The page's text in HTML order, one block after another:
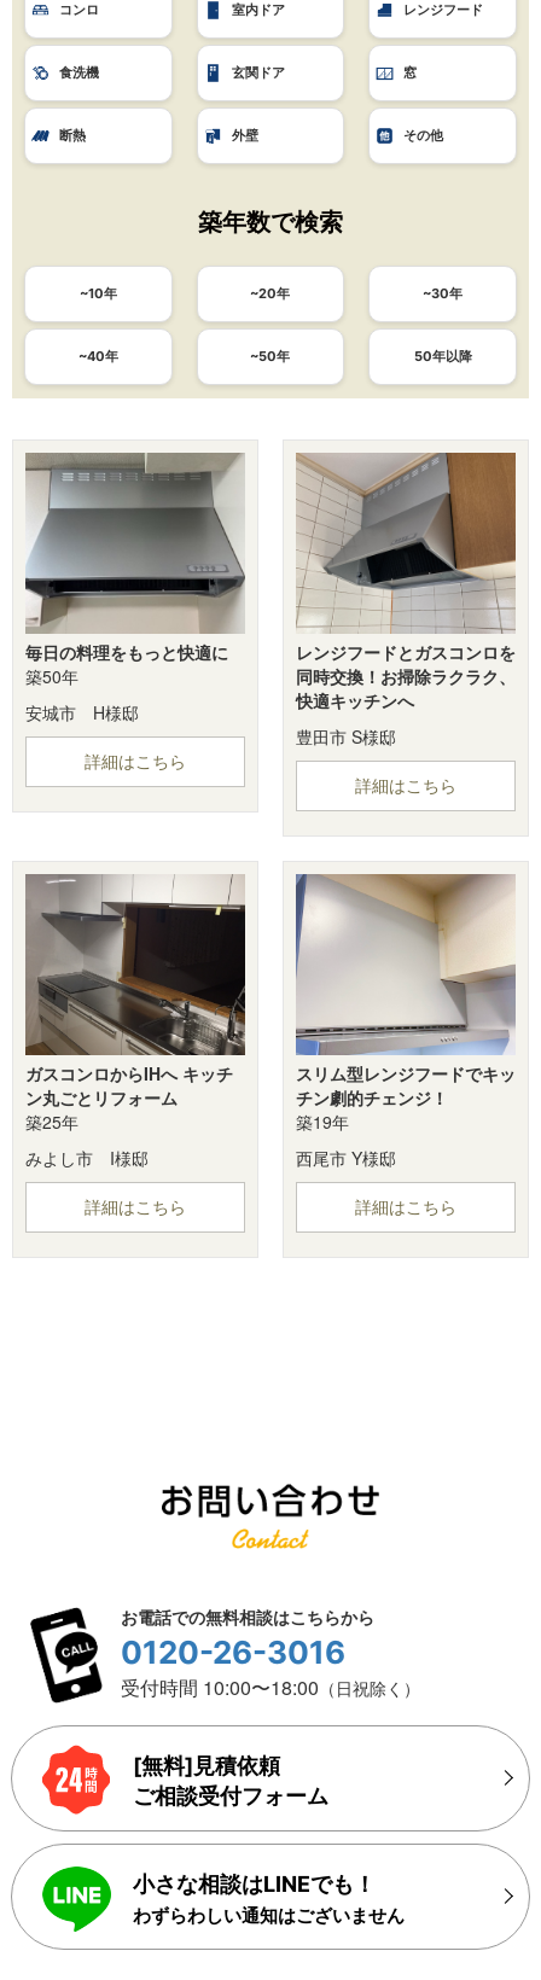
コンロ 室内ドア レンジフード
食洗機 玄関ドア 窓
断熱 外壁 その他
築年数で検索
~10年 ~20年 ~30年
~40年 ~50年 50年以降
毎日の料理をもっと快適に
築50年
安城市 H様邸
詳細はこちら
レンジフードとガスコンロを
同時交換！お掃除ラクラク、
快適キッチンへ
豊田市 S様邸
詳細はこちら
ガスコンロからIHへ キッチ
ン丸ごとリフォーム
築25年
みよし市 I様邸
詳細はこちら
スリム型レンジフードでキッ
チン劇的チェンジ！
築19年
西尾市 Y様邸
詳細はこちら
お電話での無料相談はこちらから
0120-26-3016
受付時間 10:00〜18:00 （日祝除く）
[無料]見積依頼
ご相談受付フォーム
小さな相談はLINEでも！
わずらわしい通知はございません